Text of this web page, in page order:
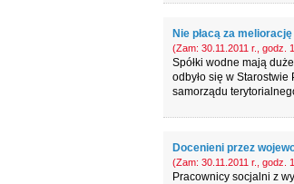
Nie płacą za meliorację
(Zam: 30.11.2011 r., godz.
Spółki wodne mają
odbyło się w
samorządu
Docenieni przez
(Zam: 30.11.2011 r., godz.
Pracownicy socjalni z